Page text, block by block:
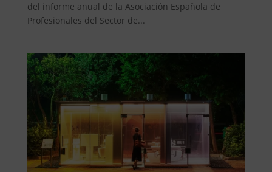
del informe anual de la Asociación Española de
Profesionales del Sector de...